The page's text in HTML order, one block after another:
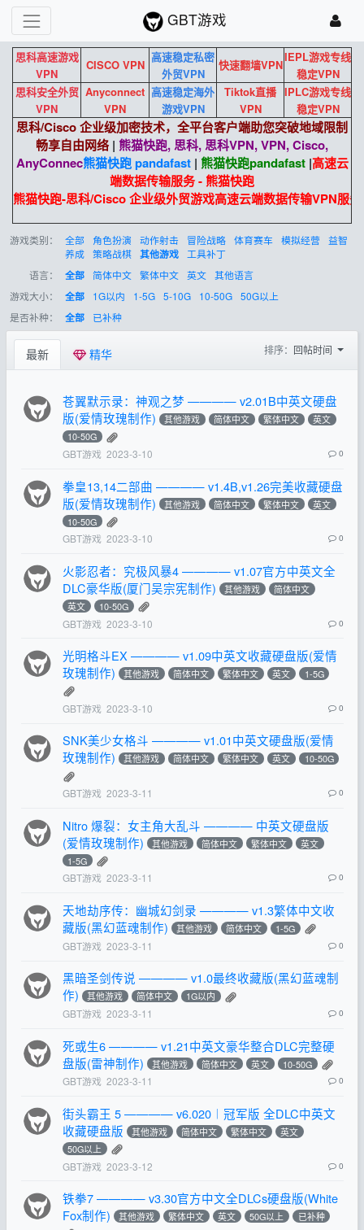
GBT游戏
思科高速游戏
VPN
CISCO VPN
高速稳定私密
外贸VPN
快速翻墙VPN
IEPL游戏专线
稳定VPN
思科安全外贸
VPN
Anyconnect
VPN
高速稳定海外
游戏VPN
Tiktok直播
VPN
IPLC游戏专线
稳定VPN
思科/Cisco 企业级加密技术，全平台客户端助您突破地域限制
畅享自由网络 | 熊猫快跑, 思科, 思科VPN, VPN, Cisco,
AnyConnec熊猫快跑 pandafast| 熊猫快跑pandafast|高速云
端数据传输服务 - 熊猫快跑
熊猫快跑-思科/Cisco 企业级外贸游戏高速云端数据传输VPN服务
游戏类别： 全部 角色扮演 动作射击 冒险战略 体育赛车 模拟经营 益智
养成 策略战棋 其他游戏
工具补丁
语言：
全部 简体中文 繁体中文 英文 其他语言
游戏大小：
全部 1G以内 1-5G 5-10G 10-50G 50G以上
是否补种：
全部 已补种
最新 精华 排序： 回帖时间
苍翼默示录：神观之梦 ———— v2.01B中英文硬盘
版(爱情玫瑰制作)
其他游戏 简体中文 繁体中文
英文
10-50G
GBT游戏 2023-3-10 0
拳皇13,14二部曲 ———— v1.4B,v1.26完美收藏硬盘
版(爱情玫瑰制作)
其他游戏 简体中文 繁体中文
英文
10-50G
GBT游戏 2023-3-10 0
火影忍者：究极风暴4 ———— v1.07官方中英文全
DLC豪华版(厦门吴宗宪制作)
其他游戏
简体中文
英文
10-50G
GBT游戏 2023-3-10 0
光明格斗EX ———— v1.09中英文收藏硬盘版(爱情
玫瑰制作)
其他游戏 简体中文 繁体中文 英文 1-5G
GBT游戏 2023-3-10 0
SNK美少女格斗 ———— v1.01中英文硬盘版(爱情
玫瑰制作)
其他游戏 简体中文 繁体中文 英文 10-50G
GBT游戏 2023-3-11 0
Nitro 爆裂：女主角大乱斗 ———— 中英文硬盘版
(爱情玫瑰制作)
其他游戏 简体中文 繁体中文
英文
1-5G
GBT游戏 2023-3-11 0
天地劫序传：幽城幻剑录 ———— v1.3繁体中文收
藏版(黑幻蓝魂制作)
其他游戏 简体中文 1-5G
GBT游戏 2023-3-11 0
黑暗圣剑传说 ———— v1.0最终收藏版(黑幻蓝魂制
作)
其他游戏 简体中文 1G以内
GBT游戏 2023-3-11 0
死或生6 ———— v1.21中英文豪华整合DLC完整硬
盘版(雷神制作)
其他游戏 简体中文 英文 10-50G
GBT游戏 2023-3-11 0
街头霸王 5 ———— v6.020︱冠军版 全DLC中英文
收藏硬盘版
其他游戏 简体中文 繁体中文
英文
50G以上
GBT游戏 2023-3-12 0
铁拳7 ———— v3.30官方中文全DLCs硬盘版(White
Fox制作)
其他游戏 繁体中文 英文 50G以上 已补种